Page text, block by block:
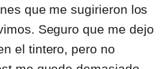
que me sugirieron los
Seguro que me dejo
el tintero, pero no